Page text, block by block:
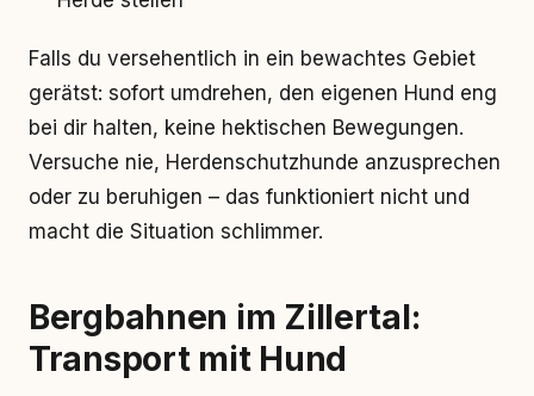
Falls du versehentlich in ein bewachtes Gebiet
gerätst: sofort umdrehen, den eigenen Hund eng
bei dir halten, keine hektischen Bewegungen.
Versuche nie, Herdenschutzhunde anzusprechen
oder zu beruhigen – das funktioniert nicht und
macht die Situation schlimmer.
Bergbahnen im Zillertal:
Transport mit Hund